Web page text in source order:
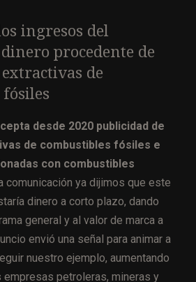
ingresos del
procedente de
de
desde 2020 publicidad de
de combustibles fósiles e
con combustibles
comunicación ya dijimos que este
dinero a corto plazo, dando
general y al valor de marca a
envió una señal para animar a
nuestro ejemplo, aumentando
petroleras, mineras y